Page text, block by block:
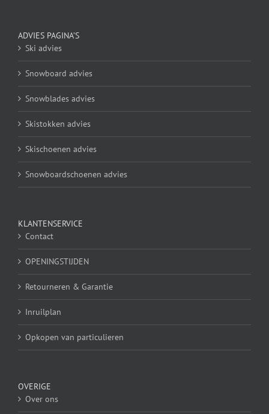
ADVIES PAGINA’S
Ski advies
Snowboard advies
Snowblades advies
Skistokken advies
Skischoenen advies
Snowboardschoenen advies
KLANTENSERVICE
Contact
OPENINGSTIJDEN
Retourneren & Garantie
Inruilplan
Opkopen van particulieren
OVERIGE
Over ons